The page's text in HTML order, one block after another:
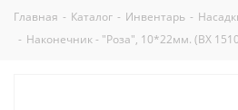
Главная - Каталог - Инвентарь -
- Наконечник - "Роза", 10*22мм. (BX